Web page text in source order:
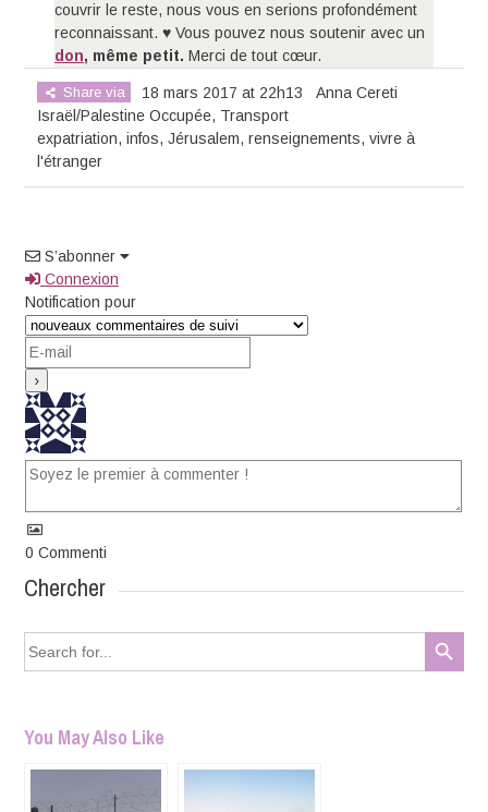
couvrir le reste, nous vous en serions profondément
reconnaissant. ♥ Vous pouvez nous soutenir avec un
don, même petit.Merci de tout cœur.
Share via
18 mars 2017 at 22h13
Israël/Palestine Occupée, Transport
expatriation,infos,Jérusalem,renseignements,vivre à
l'étranger
Anna Cereti
S’abonner
Connexion
Notification pour
0 Commenti
Chercher
Search
for:
Search Button
You May Also Like